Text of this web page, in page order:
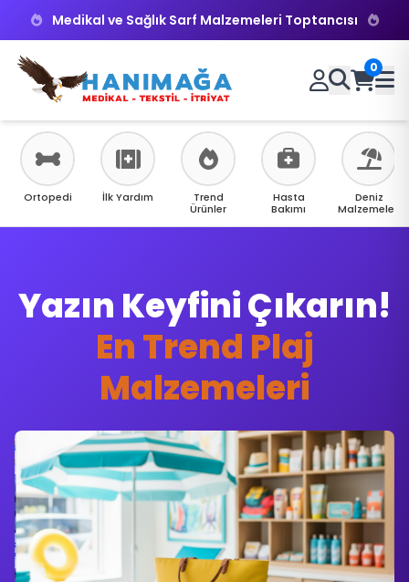
Medikal ve Sağlık Sarf Malzemeleri Toptancısı
0
Ortopedi İlk Yardım
Trend
Ürünler
Hasta
Bakımı
Deniz
Malzemeleri
Klinik İhtiyaçlarınız
İçin Tek Adres
Medikal Sarf
Malzemeler
Yazın Keyfini Çıkarın!
En Trend Plaj
Malzemeleri